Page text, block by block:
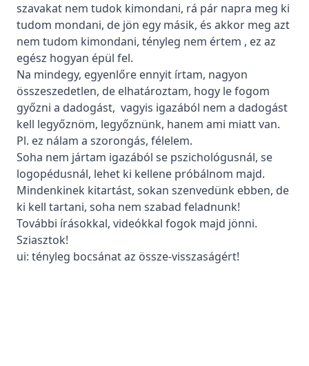
szavakat nem tudok kimondani, rá pár napra meg ki
tudom mondani, de jön egy másik, és akkor meg azt
nem tudom kimondani, tényleg nem értem , ez az
egész hogyan épül fel.
Na mindegy, egyenlőre ennyit írtam, nagyon
összeszedetlen, de elhatároztam, hogy le fogom
győzni a dadogást, vagyis igazából nem a dadogást
kell legyőznöm, legyőznünk, hanem ami miatt van.
Pl. ez nálam a szorongás, félelem.
Soha nem jártam igazából se pszichológusnál, se
logopédusnál, lehet ki kellene próbálnom majd.
Mindenkinek kitartást, sokan szenvedünk ebben, de
ki kell tartani, soha nem szabad feladnunk!
További írásokkal, videókkal fogok majd jönni.
Sziasztok!
ui: tényleg bocsánat az össze-visszaságért!